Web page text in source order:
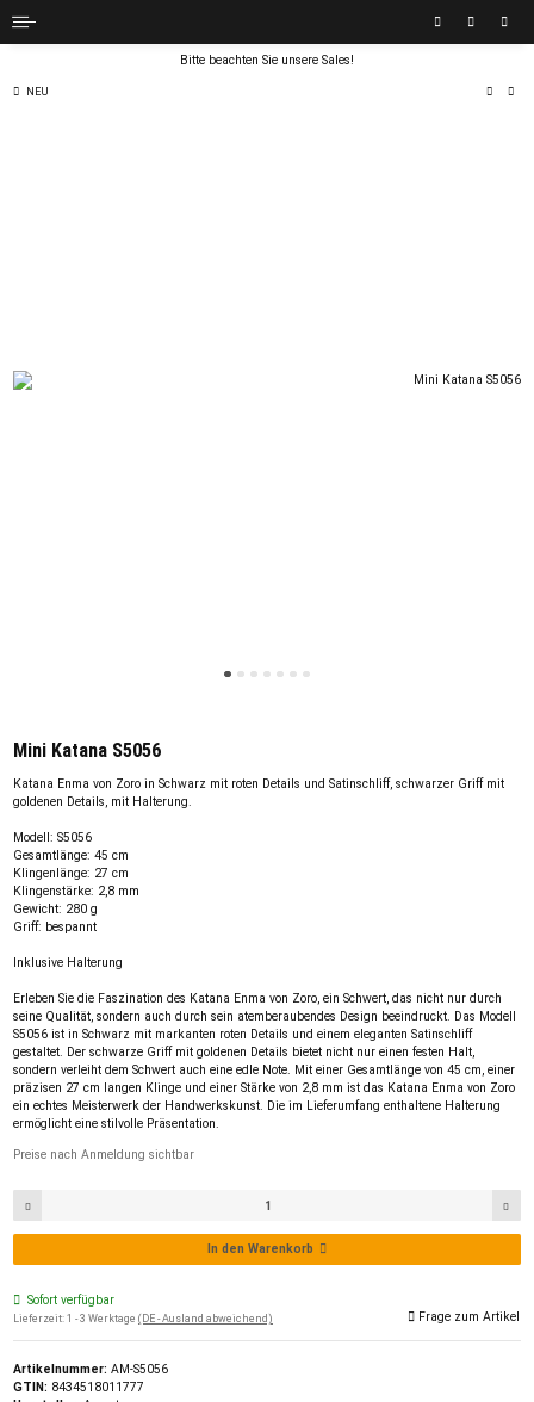
Bitte beachten Sie unsere Sales!
NEU
Mini Katana S5056
Katana Enma von Zoro in Schwarz mit roten Details und Satinschliff, schwarzer Griff mit
goldenen Details, mit Halterung.
Modell: S5056
Gesamtlänge: 45 cm
Klingenlänge: 27 cm
Klingenstärke: 2,8 mm
Gewicht: 280 g
Griff: bespannt
Inklusive Halterung
Erleben Sie die Faszination des Katana Enma von Zoro, ein Schwert, das nicht nur durch
seine Qualität, sondern auch durch sein atemberaubendes Design beeindruckt. Das Modell
S5056 ist in Schwarz mit markanten roten Details und einem eleganten Satinschliff
gestaltet. Der schwarze Griff mit goldenen Details bietet nicht nur einen festen Halt,
sondern verleiht dem Schwert auch eine edle Note. Mit einer Gesamtlänge von 45 cm, einer
präzisen 27 cm langen Klinge und einer Stärke von 2,8 mm ist das Katana Enma von Zoro
ein echtes Meisterwerk der Handwerkskunst. Die im Lieferumfang enthaltene Halterung
ermöglicht eine stilvolle Präsentation.
Preise nach Anmeldung sichtbar
In den Warenkorb
Sofort verfügbar
Lieferzeit: 1 - 3 Werktage (DE - Ausland abweichend) Frage zum Artikel
Artikelnummer: AM-S5056
GTIN: 8434518011777